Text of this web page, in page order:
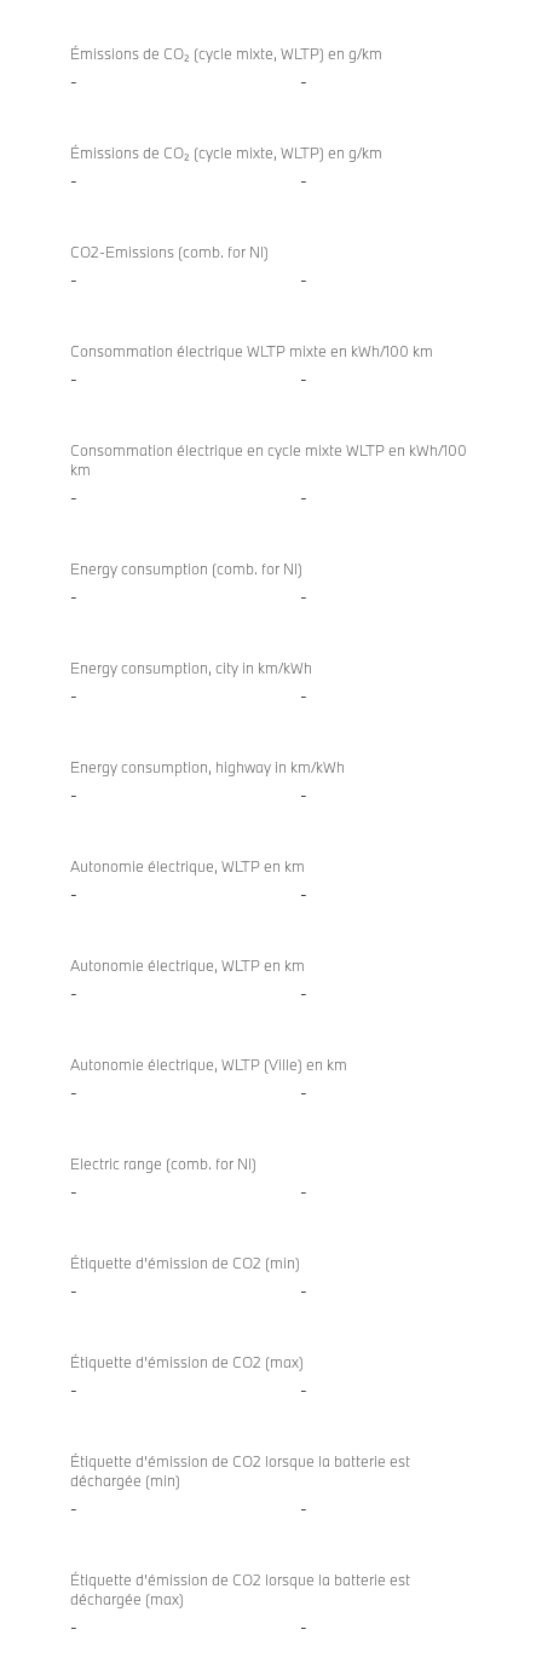
Émissions de CO₂ (cycle mixte, WLTP) en g/km
- -
Émissions de CO₂ (cycle mixte, WLTP) en g/km
- -
CO2-Emissions (comb. for NI)
- -
Consommation électrique WLTP mixte en kWh/100 km
- -
Consommation électrique en cycle mixte WLTP en kWh/100
km
- -
Energy consumption (comb. for NI)
- -
Energy consumption, city in km/kWh
- -
Energy consumption, highway in km/kWh
- -
Autonomie électrique, WLTP en km
- -
Autonomie électrique, WLTP en km
- -
Autonomie électrique, WLTP (Ville) en km
- -
Electric range (comb. for NI)
- -
Étiquette d’émission de CO2 (min)
- -
Étiquette d’émission de CO2 (max)
- -
Étiquette d’émission de CO2 lorsque la batterie est
déchargée (min)
- -
Étiquette d’émission de CO2 lorsque la batterie est
déchargée (max)
- -